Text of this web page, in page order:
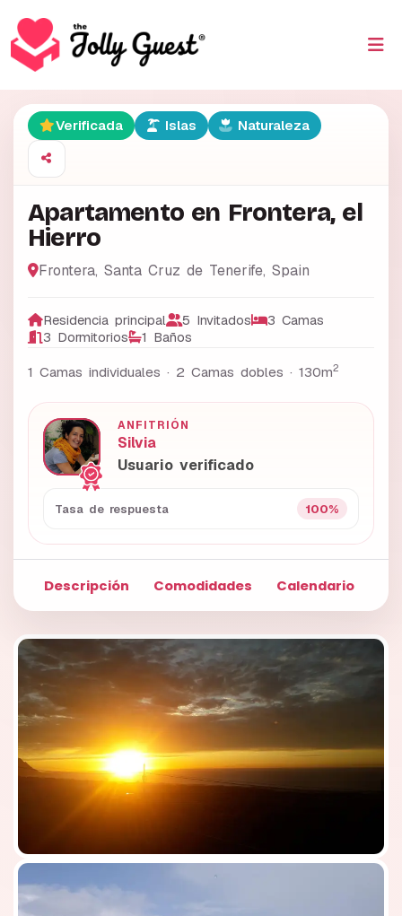
Verificada Islas Naturaleza
Apartamento en Frontera, el
Hierro
Frontera, Santa Cruz de Tenerife, Spain
Residencia principal 5 Invitados
3 Camas
3 Dormitorios
1 Baños
1 Camas individuales · 2 Camas dobles · 130m2
ANFITRIÓN
Silvia
Usuario verificado
Tasa de respuesta 100%
Descripción Comodidades Calendario